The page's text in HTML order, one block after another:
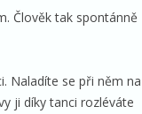
Člověk tak spontánně
Naladíte se při něm na
ji díky tanci rozléváte